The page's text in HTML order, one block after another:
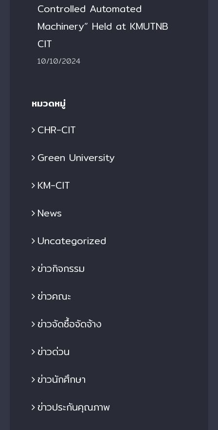
Controlled Automated
Machinery” Held at KMUTNB
CIT
10/10/2024
หมวดหมู่
CHR-CIT
Green University
KM-CIT
News
Uncategorized
ข่าวกิจกรรม
ข่าวคณะ
ข่าวจัดซื้อจัดจ้าง
ข่าวด่วน
ข่าวนักศึกษา
ข่าวประกันคุณภาพ